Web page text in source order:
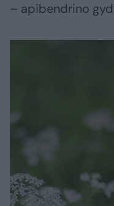
– apibendrino